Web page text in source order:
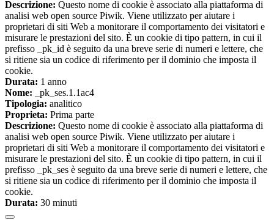
Descrizione: Questo nome di cookie è associato alla piattaforma di
analisi web open source Piwik. Viene utilizzato per aiutare i
proprietari di siti Web a monitorare il comportamento dei visitatori e
misurare le prestazioni del sito. È un cookie di tipo pattern, in cui il
prefisso _pk_id è seguito da una breve serie di numeri e lettere, che
si ritiene sia un codice di riferimento per il dominio che imposta il
cookie.
Durata: 1 anno
Nome: _pk_ses.1.1ac4
Tipologia: analitico
Proprieta: Prima parte
Descrizione: Questo nome di cookie è associato alla piattaforma di
analisi web open source Piwik. Viene utilizzato per aiutare i
proprietari di siti Web a monitorare il comportamento dei visitatori e
misurare le prestazioni del sito. È un cookie di tipo pattern, in cui il
prefisso _pk_ses è seguito da una breve serie di numeri e lettere, che
si ritiene sia un codice di riferimento per il dominio che imposta il
cookie.
Durata: 30 minuti